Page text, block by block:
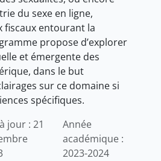
du sexe en ligne,
fiscaux entourant la
propose d’explorer
et émergente des
dans le but
sur ce domaine si
spécifiques.
jour : 21
Année
académique :
2023-2024